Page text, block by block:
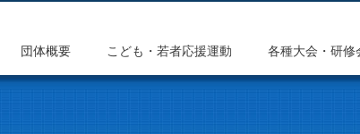
団体概要 こども・若者応援運動 各種大会・研修